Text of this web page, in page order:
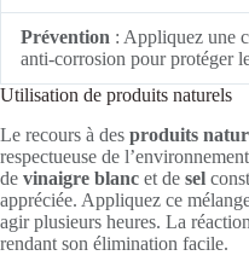
Prévention : Appliquez une
anti-corrosion pour protéger
Utilisation de produits naturels
Le recours à des produits
respectueuse de
de vinaigre blanc et de sel
appréciée. Appliquez ce
agir plusieurs heures. La
rendant son élimination facile.